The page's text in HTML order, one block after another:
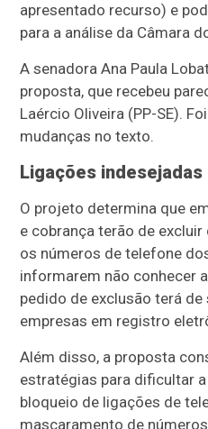
apresentado recurso) e
para a análise da Câmara
A senadora Ana Paula
proposta, que recebeu
Laércio Oliveira (PP-SE).
mudanças no texto.
Ligações indesejadas
O projeto determina que
e cobrança terão de
os números de telefone
informarem não conhecer
pedido de exclusão terá
empresas em registro
Além disso, a proposta
estratégias para dificultar
bloqueio de ligações de
mascaramento de